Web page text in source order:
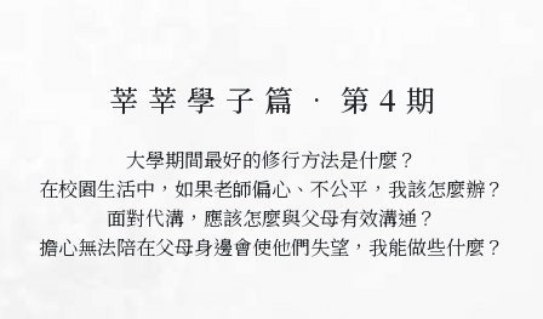
莘莘學子篇•第 4 期
大學期間最好的修行方法是什麼？
在校園生活中，如果老師偏心、不公平，我該怎麼辦？
面對代溝，應該怎麼與父母有效溝通？
擔心無法陪在父母身邊會使他們失望，我能做些什麼？